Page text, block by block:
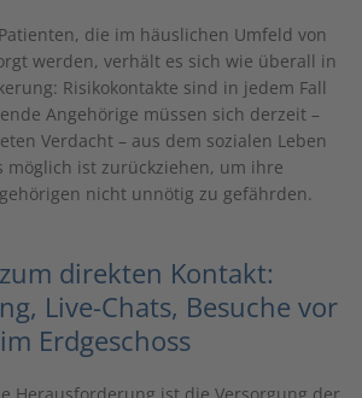
die im häuslichen Umfeld von
werden, verhält es sich wie überall in
Risikokontakte sind in jedem Fall
Angehörige müssen sich derzeit –
Verdacht – aus dem sozialen Leben
möglich ist zurückziehen, um ihre
nicht unnötig zu gefährden.
direkten Kontakt:
Live-Chats, Besuche vor
Erdgeschoss